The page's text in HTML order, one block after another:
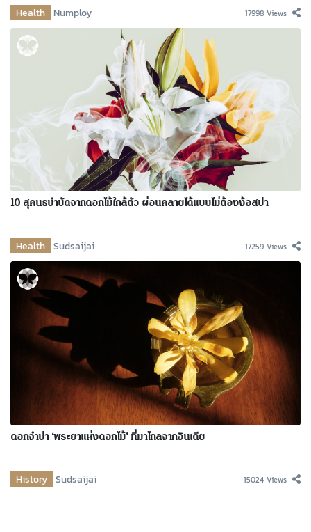
Health Numploy 17998 Views
10 สุคนธบำบัดจากดอกไม้ใกล้ตัว ผ่อนคลายได้แบบไม่ต้องง้อสปา
Health Sudsaijai 17259 Views
ดอกจำปา ‘พระยาแห่งดอกไม้’ ที่มาไกลจากอินเดีย
History Sudsaijai 15024 Views